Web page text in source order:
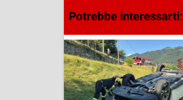
Potrebbe interessarti: